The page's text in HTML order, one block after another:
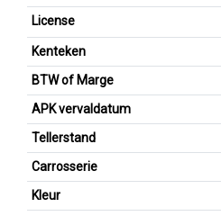
License
Kenteken
BTW of Marge
APK vervaldatum
Tellerstand
Carrosserie
Kleur